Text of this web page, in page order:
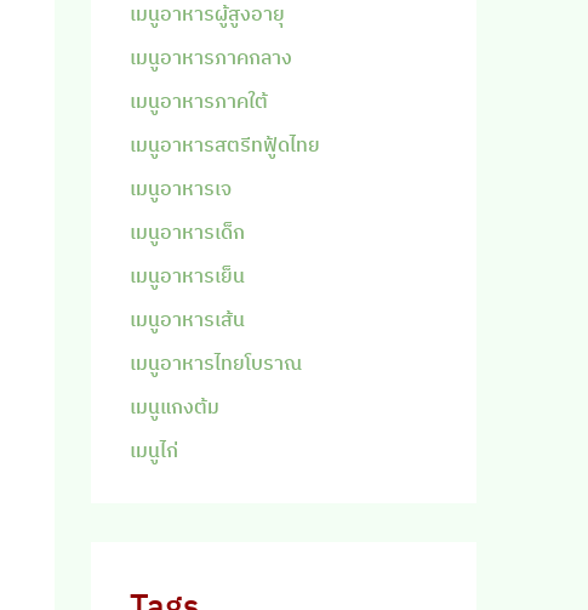
เมนูอาหารผู้สูงอายุ
เมนูอาหารภาคกลาง
เมนูอาหารภาคใต้
เมนูอาหารสตรีทฟู้ดไทย
เมนูอาหารเจ
เมนูอาหารเด็ก
เมนูอาหารเย็น
เมนูอาหารเส้น
เมนูอาหารไทยโบราณ
เมนูแกงต้ม
เมนูไก่